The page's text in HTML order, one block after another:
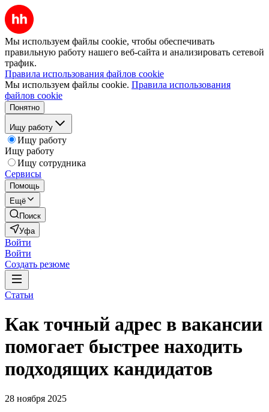
Мы используем файлы cookie, чтобы обеспечивать
правильную работу нашего веб-сайта и анализировать сетевой
трафик.
Правила использования файлов cookie
Мы используем файлы cookie. Правила использования
файлов cookie
Понятно
Ищу работу
Ищу работу
Ищу работу
Ищу сотрудника
Сервисы
Помощь
Ещё
Поиск
Уфа
Войти
Войти
Создать резюме
Статьи
Как точный адрес в вакансии
помогает быстрее находить
подходящих кандидатов
28 ноября 2025